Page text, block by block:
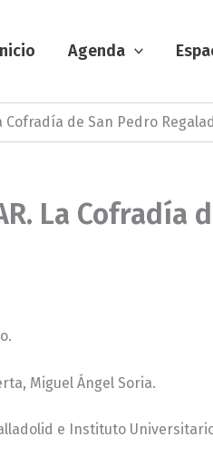
Agenda
La Cofradía de San Pedro
La
Miguel Ángel Soria.
e Instituto